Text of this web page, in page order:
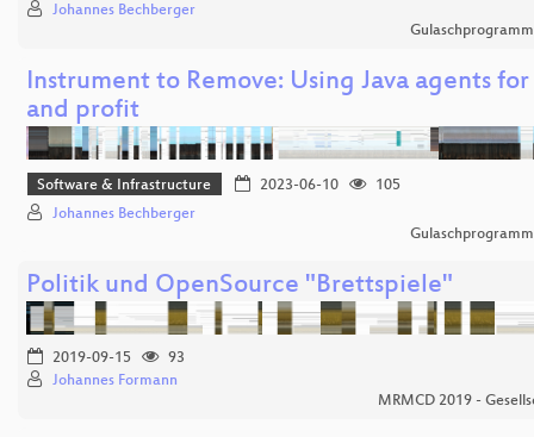
Johannes Bechberger
Instrument to Remove: Using Java agents
and profit
Software & Infrastructure 2023-06-10
105
Johannes Bechberger
Politik und OpenSource "Brettspiele"
2019-09-15
93
Johannes Formann
MRMCD 2019 -